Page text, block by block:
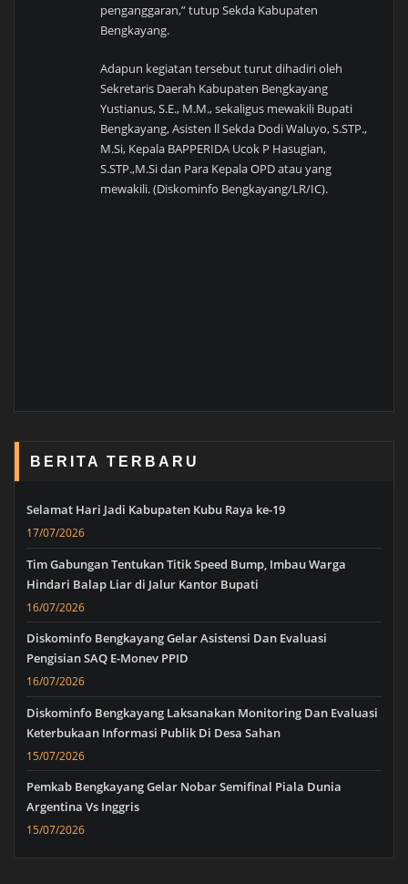
penganggaran,” tutup Sekda Kabupaten
Bengkayang.
Adapun kegiatan tersebut turut dihadiri oleh
Sekretaris Daerah Kabupaten Bengkayang
Yustianus, S.E., M.M., sekaligus mewakili Bupati
Bengkayang, Asisten ll Sekda Dodi Waluyo, S.STP.,
M.Si, Kepala BAPPERIDA Ucok P Hasugian,
S.STP.,M.Si dan Para Kepala OPD atau yang
mewakili. (Diskominfo Bengkayang/LR/IC).
BERITA TERBARU
Selamat Hari Jadi Kabupaten Kubu Raya ke-19
17/07/2026
Tim Gabungan Tentukan Titik Speed Bump, Imbau Warga
Hindari Balap Liar di Jalur Kantor Bupati
16/07/2026
Diskominfo Bengkayang Gelar Asistensi Dan Evaluasi
Pengisian SAQ E-Monev PPID
16/07/2026
Diskominfo Bengkayang Laksanakan Monitoring Dan Evaluasi
Keterbukaan Informasi Publik Di Desa Sahan
15/07/2026
Pemkab Bengkayang Gelar Nobar Semifinal Piala Dunia
Argentina Vs Inggris
15/07/2026